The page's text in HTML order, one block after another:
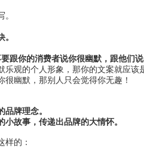
跟你的消费者说你很幽默，跟他们
乐观的个人形象，那你的文案就应该
很幽默，那别人只会觉得你无趣！
品牌理念。
故事，传递出品牌的大情怀。
样的：